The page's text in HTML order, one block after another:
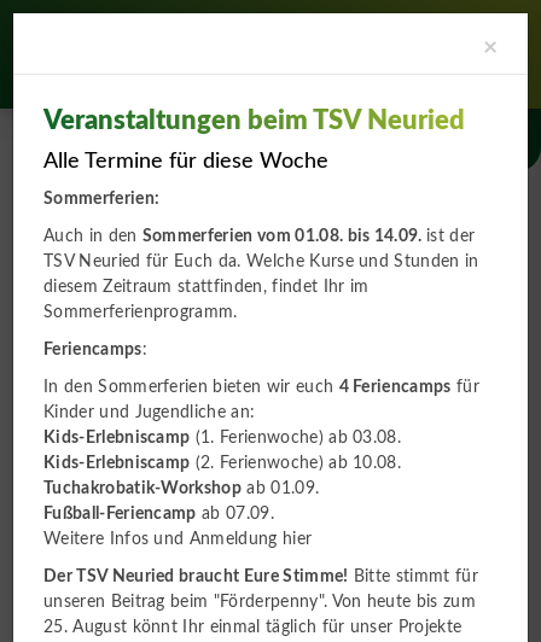
News und Termine
Bleib auf dem Laufenden
×
Veranstaltungen beim TSV Neuried
Alle Termine für diese Woche
Sommerferien:
Auch in den Sommerferien vom 01.08. bis 14.09. ist der
TSV Neuried für Euch da. Welche Kurse und Stunden in
diesem Zeitraum stattfinden, findet Ihr im
Sommerferienprogramm.
Feriencamps:
In den Sommerferien bieten wir euch 4 Feriencamps für
Kinder und Jugendliche an:
Kids-Erlebniscamp (1. Ferienwoche) ab 03.08.
Kids-Erlebniscamp (2. Ferienwoche) ab 10.08.
Tuchakrobatik-Workshop ab 01.09.
Fußball-Feriencamp ab 07.09.
Weitere
Infos und Anmeldung hier
Der TSV Neuried braucht Eure Stimme! Bitte stimmt für
unseren Beitrag beim "Förderpenny". Von heute bis zum
25. August könnt Ihr einmal täglich für unser Projekte